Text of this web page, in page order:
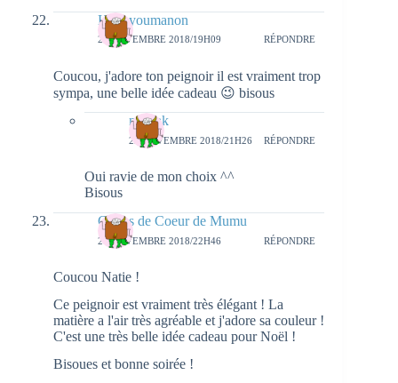
Helloyoumanon
21 NOVEMBRE 2018/19H09 RÉPONDRE
Coucou, j'adore ton peignoir il est vraiment trop
sympa, une belle idée cadeau 😉 bisous
natieak
22 NOVEMBRE 2018/21H26 RÉPONDRE
Oui ravie de mon choix ^^
Bisous
Coups de Coeur de Mumu
21 NOVEMBRE 2018/22H46 RÉPONDRE
Coucou Natie !
Ce peignoir est vraiment très élégant ! La
matière a l'air très agréable et j'adore sa couleur !
C'est une très belle idée cadeau pour Noël !
Bisoues et bonne soirée !